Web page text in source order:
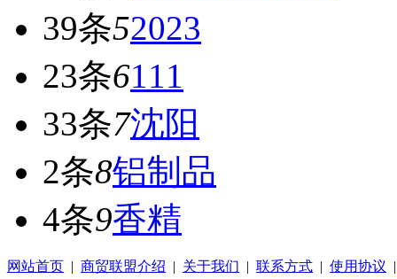
39条52023
23条6111
33条7沈阳
2条8铝制品
4条9香精
网站首页 | 商贸联盟介绍 | 关于我们 | 联系方式 | 使用协议